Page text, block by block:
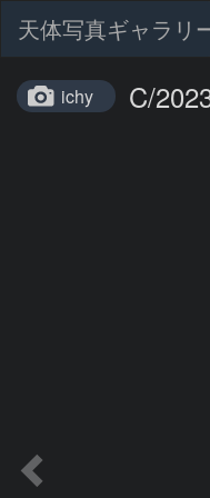
天体写真ギャラリ
ichy C/